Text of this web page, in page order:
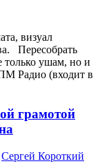
визуал
Пересобрать
только ушам, но и
Радио (входит в
грамотой
Сергей Короткий